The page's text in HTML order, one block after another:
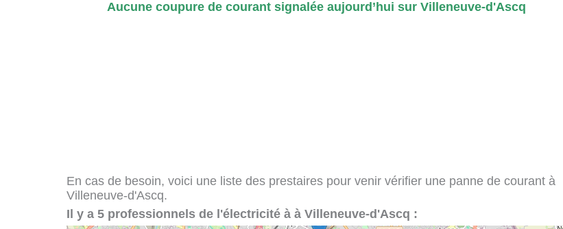
Aucune coupure de courant signalée aujourd’hui sur Villeneuve-d'Ascq
En cas de besoin, voici une liste des prestaires pour venir vérifier une panne de courant à
Villeneuve-d'Ascq.
Il y a 5 professionnels de l'électricité à à Villeneuve-d'Ascq :